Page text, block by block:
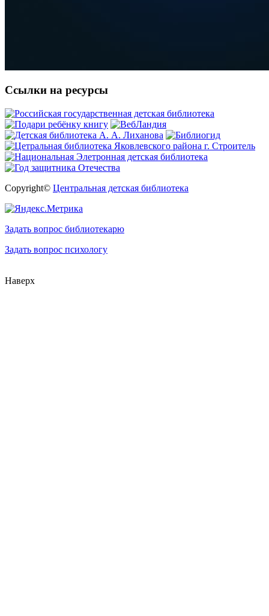
Ссылки на ресурсы
Copyright© Центральная детская библиотека
Задать вопрос библиотекарю
Задать вопрос психологу
Наверх